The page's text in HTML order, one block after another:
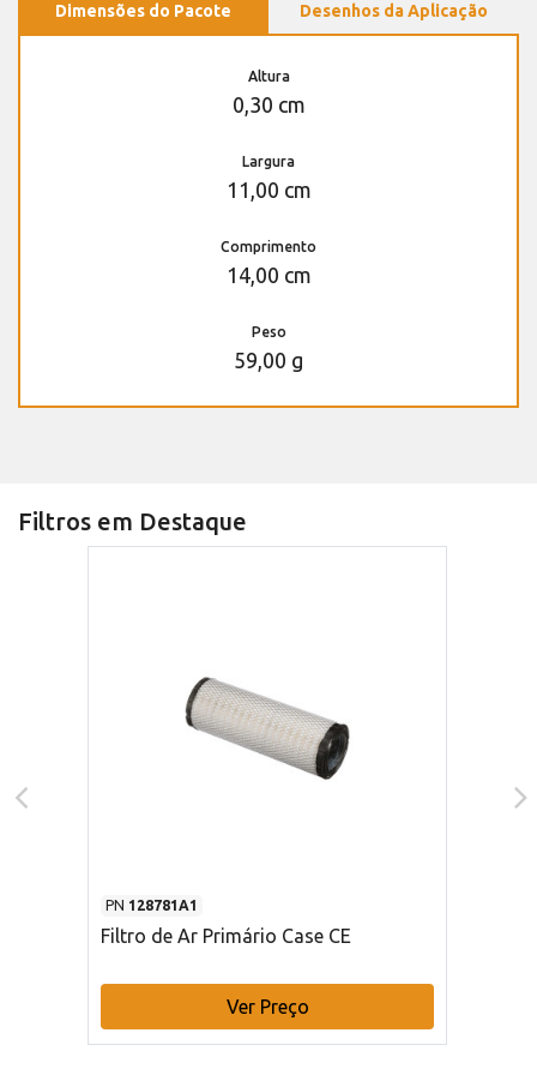
Dimensões do Pacote Desenhos da Aplicação
Altura
0,30 cm
Largura
11,00 cm
Comprimento
14,00 cm
Peso
59,00 g
Filtros em Destaque
PN 128781A1
Filtro de Ar Primário Case CE
Ver Preço